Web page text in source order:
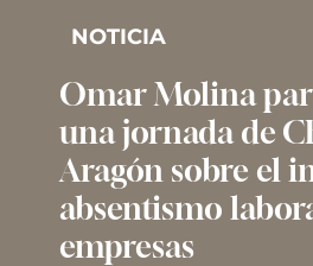
NOTICIA
Omar Molina
una jornada de
Aragón sobre el
absentismo
empresas